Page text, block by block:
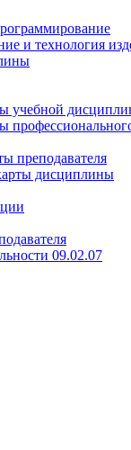
и технология
учебной
преподавателя
дисциплины
09.02.07